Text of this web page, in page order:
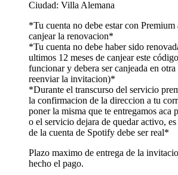
Ciudad: Villa Alemana
*Tu cuenta no debe estar con
canjear la renovacion*
*Tu cuenta no debe haber sido
ultimos 12 meses de canjear este
funcionar y debera ser canjeada en otra
reenviar la invitacion)*
*Durante el transcurso del servicio
la confirmacion de la direccion a tu
poner la misma que te entregamos aca
o el servicio dejara de quedar activo,
de la cuenta de Spotify debe ser real*
Plazo maximo de entrega de la
hecho el pago.